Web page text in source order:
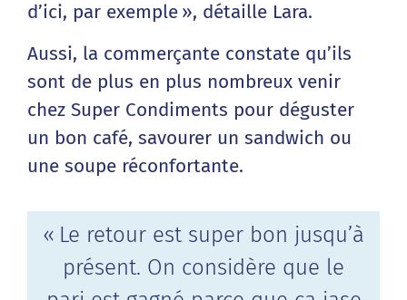
d’ici, par exemple », détaille Lara.
Aussi, la commerçante constate qu’ils
sont de plus en plus nombreux venir
chez Super Condiments pour déguster
un bon café, savourer un sandwich ou
une soupe réconfortante.
« Le retour est super bon jusqu’à
présent. On considère que le